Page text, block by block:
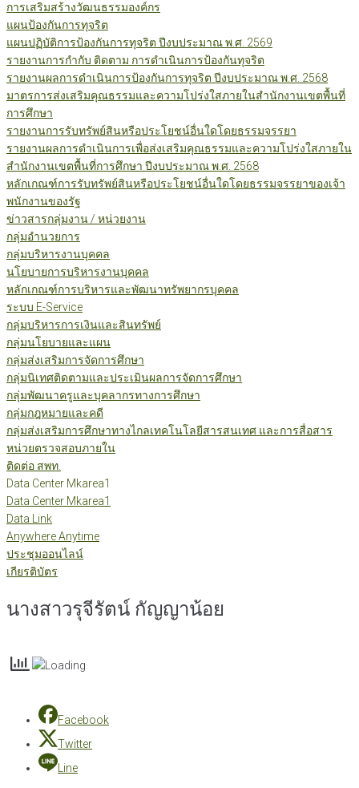
การเสริมสร้างวัฒนธรรมองค์กร
แผนป้องกันการทุจริต
แผนปฏิบัติการป้องกันการทุจริต ปีงบประมาณ พ.ศ. 2569
รายงานการกำกับ ติดตาม การดำเนินการป้องกันทุจริต
รายงานผลการดำเนินการป้องกันการทุจริต ปีงบประมาณ พ.ศ. 2568
มาตรการส่งเสริมคุณธรรมและความโปร่งใสภายในสำนักงานเขตพื้นที่
การศึกษา
รายงานการรับทรัพย์สินหรือประโยชน์อื่นใดโดยธรรมจรรยา
รายงานผลการดำเนินการเพื่อส่งเสริมคุณธรรมและความโปร่งใสภายใน
สำนักงานเขตพื้นที่การศึกษา ปีงบประมาณ พ.ศ. 2568
หลักเกณฑ์การรับทรัพย์สินหรือประโยชน์อื่นใดโดยธรรมจรรยาของเจ้า
พนักงานของรัฐ
ข่าวสารกลุ่มงาน / หน่วยงาน
กลุ่มอำนวยการ
กลุ่มบริหารงานบุคคล
นโยบายการบริหารงานบุคคล
หลักเกณฑ์การบริหารและพัฒนาทรัพยากรบุคคล
ระบบ E-Service
กลุ่มบริหารการเงินและสินทรัพย์
กลุ่มนโยบายและแผน
กลุ่มส่งเสริมการจัดการศึกษา
กลุ่มนิเทศติดตามและประเมินผลการจัดการศึกษา
กลุ่มพัฒนาครูและบุคลากรทางการศึกษา
กลุ่มกฎหมายและคดี
กลุ่มส่งเสริมการศึกษาทางไกลเทคโนโลยีสารสนเทศ และการสื่อสาร
หน่วยตรวจสอบภายใน
ติดต่อ สพท.
Data Center Mkarea1
Data Center Mkarea1
Data Link
Anywhere Anytime
ประชุมออนไลน์
เกียรติบัตร
นางสาวรุจีรัตน์ กัญญาน้อย
Facebook
Twitter
Line